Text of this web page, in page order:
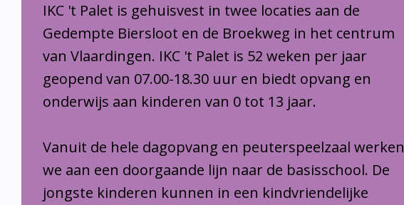
IKC 't Palet is gehuisvest in twee locaties aan de
Gedempte Biersloot en de Broekweg in het centrum
van Vlaardingen. IKC 't Palet is 52 weken per jaar
geopend van 07.00-18.30 uur en biedt opvang en
onderwijs aan kinderen van 0 tot 13 jaar.
Vanuit de hele dagopvang en peuterspeelzaal werken
we aan een doorgaande lijn naar de basisschool. De
jongste kinderen kunnen in een kindvriendelijke